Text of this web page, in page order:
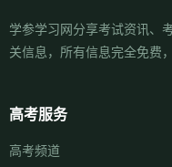
学参学习网分享考试资讯、
关信息，所有信息完全免费
高考服务
高考频道